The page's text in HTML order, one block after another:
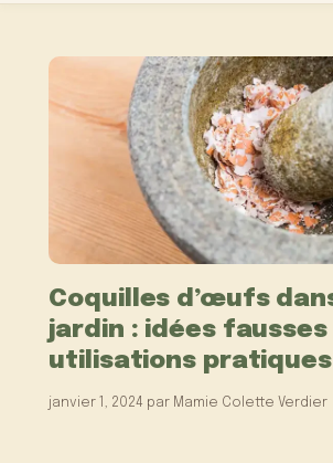
Coquilles d’œufs
jardin : idées
utilisations pratiques
janvier 1, 2024 par Mamie Colette Verdier